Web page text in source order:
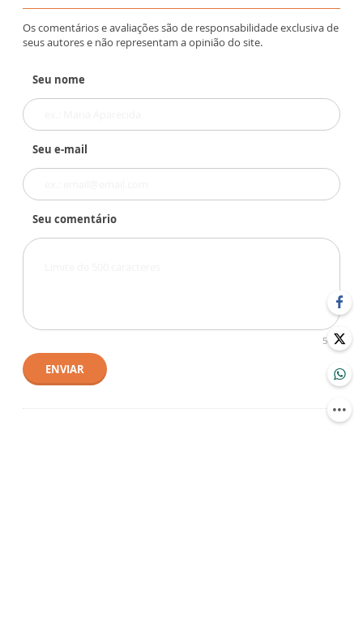
Os comentários e avaliações são de responsabilidade exclusiva de
seus autores e não representam a opinião do site.
Seu nome
Seu e-mail
Seu comentário
500
ENVIAR